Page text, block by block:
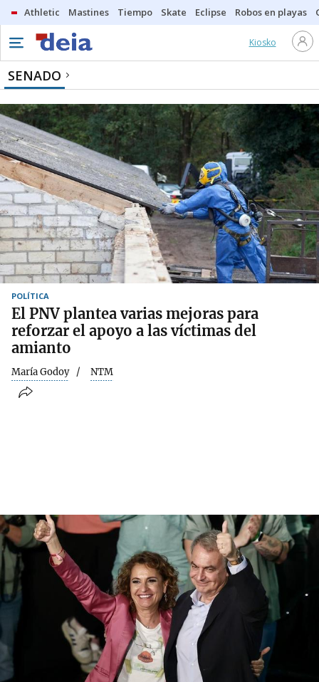
Athletic Mastines Tiempo Skate Eclipse Robos en playas
Kiosko
SENADO
POLÍTICA
El PNV plantea varias mejoras para
reforzar el apoyo a las víctimas del
amianto
María Godoy NTM